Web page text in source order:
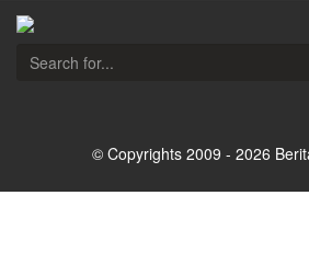
© Copyrights 2009 - 2026